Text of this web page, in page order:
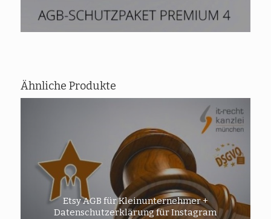
Ähnliche Produkte
Etsy AGB für Kleinunternehmer +
Datenschutzerklärung für Instagram